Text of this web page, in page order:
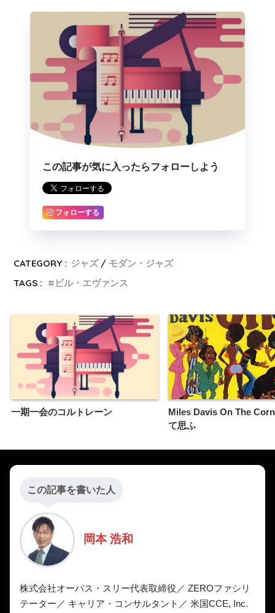
この記事が気に入ったらフォローしよう
フォローする
CATEGORY : ジャズ
モダン・ジャズ
TAGS :
ビル・エヴァンス
一期一会のコルトレーン
Miles Davis On The
て思ふ
この記事を書いた人
岡本 浩和
株式会社オーパス・スリー代表取締役／ ZEROファシリ
テーター／ キャリア・コンサルタント／ 米国CCE, Inc.